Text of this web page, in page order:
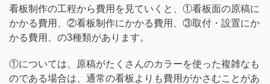
看板制作の工程から費用を見ていくと、①看板面の原稿に
かかる費用、②看板制作にかかる費用、③取付・設置にか
かる費用、の3種類があります。
①については、原稿がたくさんのカラーを使った複雑なも
のである場合は、通常の看板よりも費用がかさむことがあ